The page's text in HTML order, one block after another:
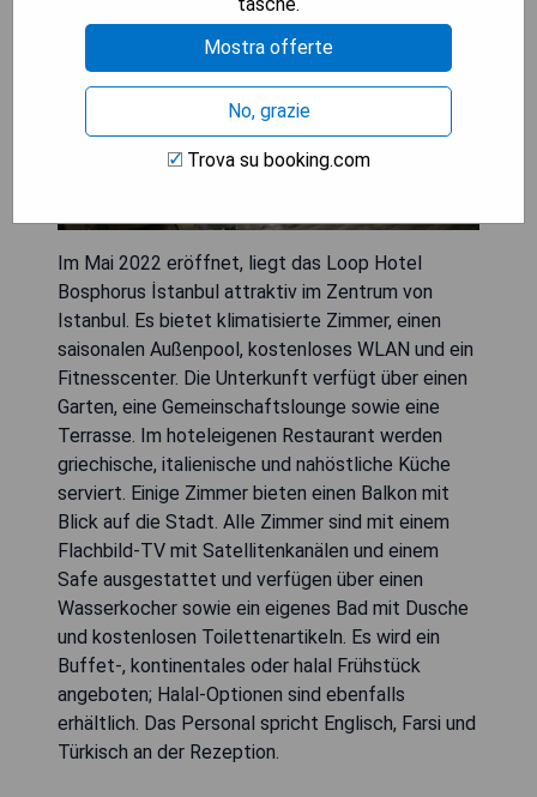
Im Mai 2022 eröffnet, liegt das Loop Hotel
Bosphorus İstanbul attraktiv im Zentrum von
Istanbul. Es bietet klimatisierte Zimmer, einen
saisonalen Außenpool, kostenloses WLAN und ein
Fitnesscenter. Die Unterkunft verfügt über einen
Garten, eine Gemeinschaftslounge sowie eine
Terrasse. Im hoteleigenen Restaurant werden
griechische, italienische und nahöstliche Küche
serviert. Einige Zimmer bieten einen Balkon mit
Blick auf die Stadt. Alle Zimmer sind mit einem
Flachbild-TV mit Satellitenkanälen und einem
Safe ausgestattet und verfügen über einen
Wasserkocher sowie ein eigenes Bad mit Dusche
und kostenlosen Toilettenartikeln. Es wird ein
Buffet-, kontinentales oder halal Frühstück
angeboten; Halal-Optionen sind ebenfalls
erhältlich. Das Personal spricht Englisch, Farsi und
Türkisch an der Rezeption.
Mostra offerte
No, grazie
Trova su booking.com